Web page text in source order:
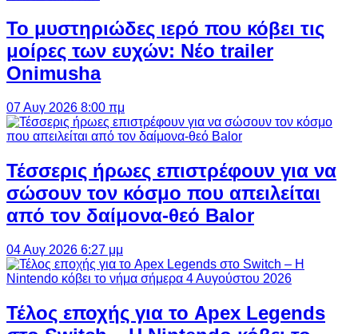
Το μυστηριώδες ιερό που κόβει τις
μοίρες των ευχών: Νέο trailer
Onimusha
07 Αυγ 2026 8:00 πμ
Τέσσερις ήρωες επιστρέφουν για να
σώσουν τον κόσμο που απειλείται
από τον δαίμονα-θεό Balor
04 Αυγ 2026 6:27 μμ
Τέλος εποχής για το Apex Legends